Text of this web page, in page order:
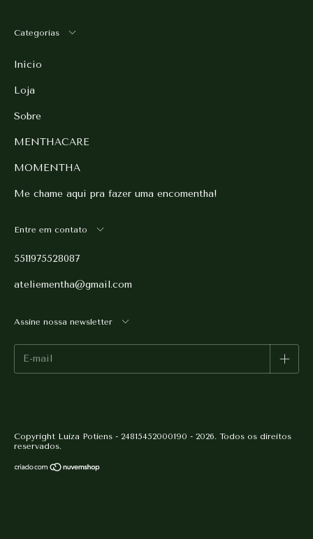
Categorias
Início
Loja
Sobre
MENTHACARE
MOMENTHA
Me chame aqui pra fazer uma encomentha!
Entre em contato
5511975528087
ateliementha@gmail.com
Assine nossa newsletter
Copyright Luiza Potiens - 24815452000190 - 2026. Todos os direitos
reservados.